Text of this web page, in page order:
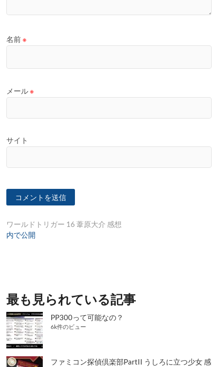
名前※
メール※
サイト
投
稿
ー
シ
ョ
ン
ワールドトリガー 16 葦原大介 感想
内で公開
最も見られている記事
PP300って可能なの？
6k件のビュー
ファミコン探偵倶楽部PartII うしろに立つ少女 感